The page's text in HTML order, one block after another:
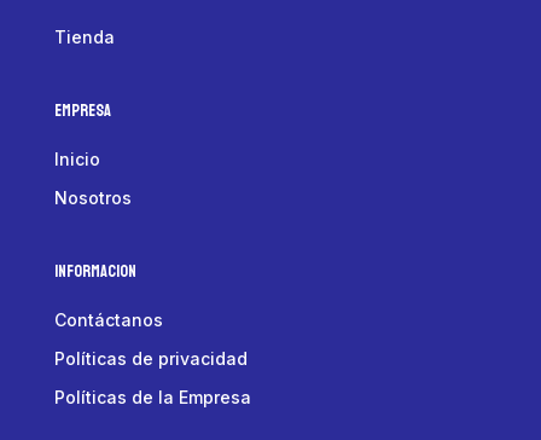
Tienda
Empresa
Inicio
Nosotros
Informacion
Contáctanos
Políticas de privacidad
Políticas de la Empresa